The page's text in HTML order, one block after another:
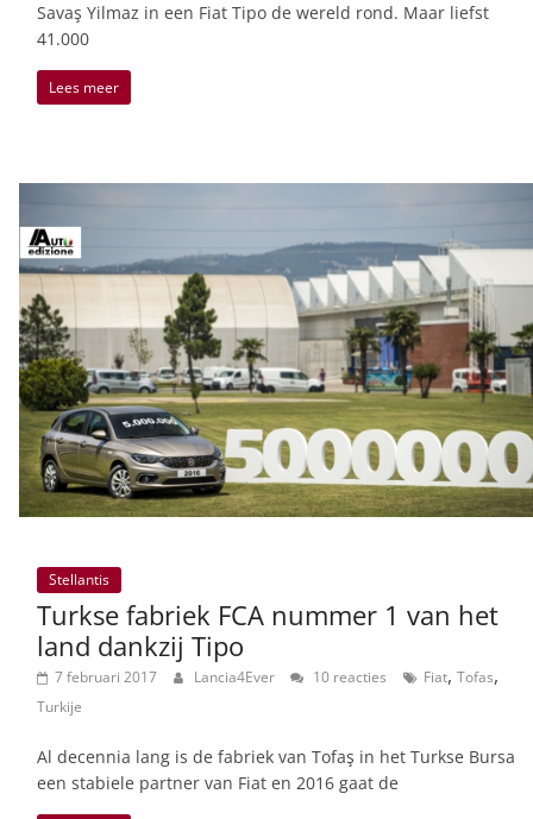
Savaş Yilmaz in een Fiat Tipo de wereld rond. Maar liefst
41.000
Lees meer
Stellantis
Turkse fabriek FCA nummer 1 van het
land dankzij Tipo
7 februari 2017 Lancia4Ever 10 reacties Fiat, Tofas,
Turkije
Al decennia lang is de fabriek van Tofaş in het Turkse Bursa
een stabiele partner van Fiat en 2016 gaat de